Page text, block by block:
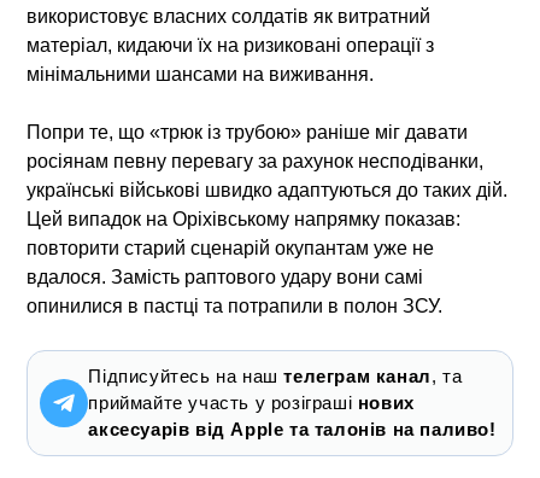
використовує власних солдатів як витратний
матеріал, кидаючи їх на ризиковані операції з
мінімальними шансами на виживання.
Попри те, що «трюк із трубою» раніше міг давати
росіянам певну перевагу за рахунок несподіванки,
українські військові швидко адаптуються до таких дій.
Цей випадок на Оріхівському напрямку показав:
повторити старий сценарій окупантам уже не
вдалося. Замість раптового удару вони самі
опинилися в пастці та потрапили в полон ЗСУ.
Підписуйтесь на наштелеграм канал, та
приймайте участь у розіграші нових
аксесуарів від Apple та талонів на паливо!